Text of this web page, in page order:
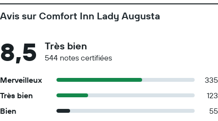
Avis sur Comfort Inn Lady Augusta
8,5 Très bien
544 notes certifiées
Merveilleux
335
Très bien
123
Bien
55